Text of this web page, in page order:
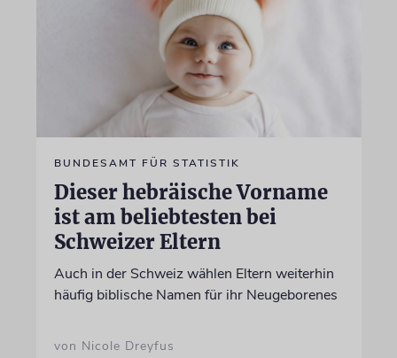
BUNDESAMT FÜR STATISTIK
Dieser hebräische Vorname
ist am beliebtesten bei
Schweizer Eltern
Auch in der Schweiz wählen Eltern weiterhin
häufig biblische Namen für ihr Neugeborenes
von Nicole Dreyfus